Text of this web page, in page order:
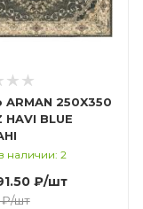
ARMAN 250X350
HAVI BLUE
наличии: 2
₽/шт
/шт